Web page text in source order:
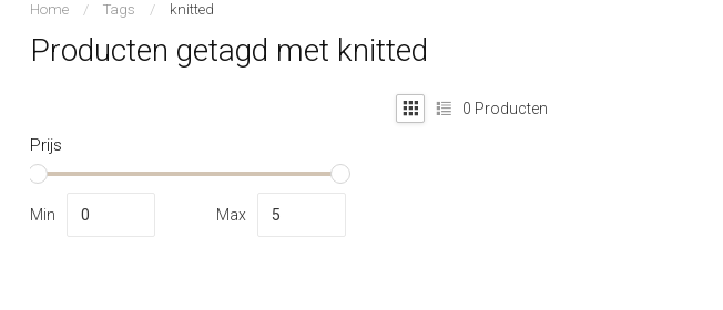
Home / Tags / knitted
Producten getagd met knitted
Prijs
Min Max
0 Producten